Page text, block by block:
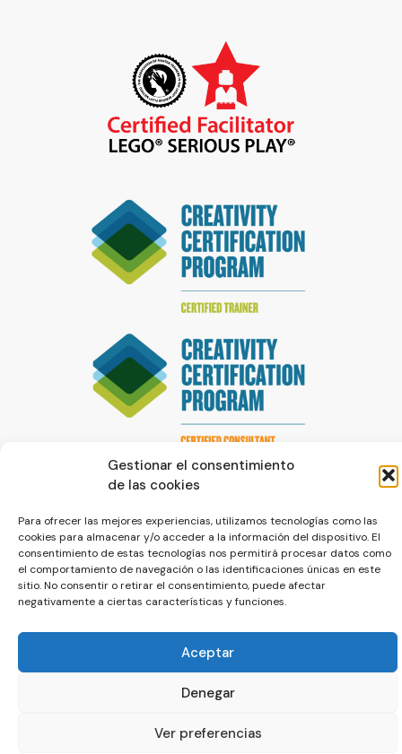
Gestionar el consentimiento
de las cookies
Para ofrecer las mejores experiencias, utilizamos tecnologías como las
cookies para almacenar y/o acceder a la información del dispositivo. El
consentimiento de estas tecnologías nos permitirá procesar datos como
el comportamiento de navegación o las identificaciones únicas en este
sitio. No consentir o retirar el consentimiento, puede afectar
negativamente a ciertas características y funciones.
Aceptar
Denegar
Ver preferencias
© La Servilleta - El Blog de Paco Prieto
Política de cookiesPolítica de privacidad